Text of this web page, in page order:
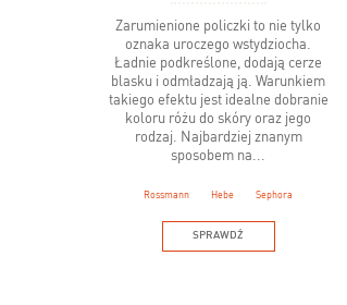
Zarumienione policzki to nie tylko
oznaka uroczego wstydziocha.
Ładnie podkreślone, dodają cerze
blasku i odmładzają ją. Warunkiem
takiego efektu jest idealne dobranie
koloru różu do skóry oraz jego
rodzaj. Najbardziej znanym
sposobem na...
Rossmann Hebe Sephora
SPRAWDŹ